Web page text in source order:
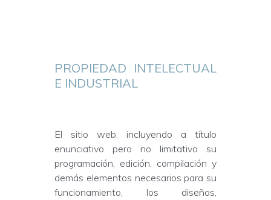
PROPIEDAD INTELECTUAL
E INDUSTRIAL
El sitio web, incluyendo a título
enunciativo pero no limitativo su
programación, edición, compilación y
demás elementos necesarios para su
funcionamiento, los diseños,